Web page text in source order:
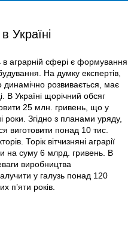
Україні
аграрній сфері є формування
На думку експертів,
динамічно розвивається, має
В Україні щорічний обсяг
25 млн. гривень, що у
роки. Згідно з планами уряду,
виготовити понад 10 тис.
Торік вітчизняні аграрії
на суму 6 млрд. гривень. В
виробництва
у галузь понад 120
п’яти років.